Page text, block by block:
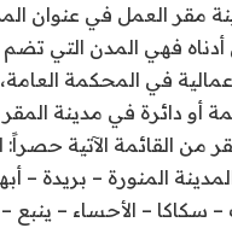
مقر العمل في عنوان
فهي المدن التي
عمالية في المحكمة
أو دائرة في مدينة المقر
من القائمة الآتية حصراً:
المنورة – بريدة –
سكاكا – الأحساء – ينبع